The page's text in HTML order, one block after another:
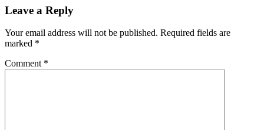
Leave a Reply
Your email address will not be published. Required fields are
marked *
Comment *